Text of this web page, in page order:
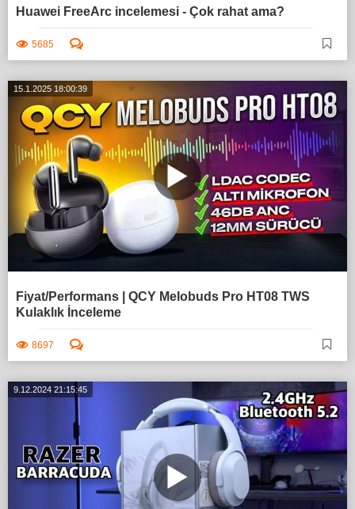
Huawei FreeArc incelemesi - Çok rahat ama?
5685
15.1.2025 18:00:39
Fiyat/Performans | QCY Melobuds Pro HT08 TWS
Kulaklık İnceleme
8697
9.12.2024 21:15:45